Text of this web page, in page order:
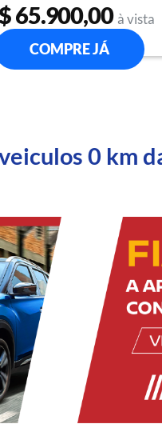
65.900,00 à vista
COMPRE JÁ
0 km